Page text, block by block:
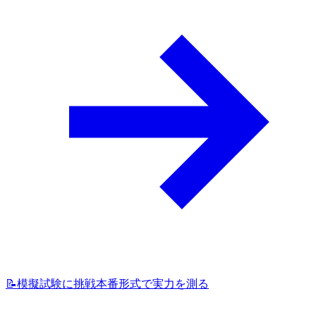
📝模擬試験に挑戦本番形式で実力を測る